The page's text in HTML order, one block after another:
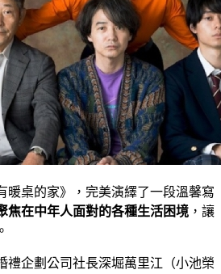
暖桌的家》，完美演繹了一段溫馨寫
焦在中年人面對的各種生活困境 ，讓
禮企劃公司社長深堀萬里江（小池榮